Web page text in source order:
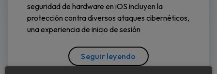
seguridad de hardware en iOS incluyen la
protección contra diversos ataques cibernéticos,
una experiencia de inicio de sesión
Seguir leyendo